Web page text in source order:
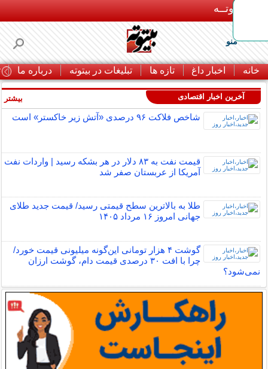
بـیتوتــه
منو
خانه اخبار داغ تازه ها تبلیغات در بیتوته درباره ما
آخرین اخبار اقتصادی
شاخص فلاکت ۹۶ درصدی «آتش زیر خاکستر» است
قیمت نفت به ۸۳ دلار در هر بشکه رسید | واردات نفت
آمریکا از عربستان صفر شد
طلا به بالاترین سطح قیمتی رسید/ قیمت جدید طلای
جهانی امروز ۱۶ مرداد ۱۴۰۵
گوشت ۴ هزار تومانی این‌گونه میلیونی قیمت خورد/
چرا با افت ۳۰ درصدی قیمت دام، گوشت ارزان
نمی‌شود؟
بیشتر